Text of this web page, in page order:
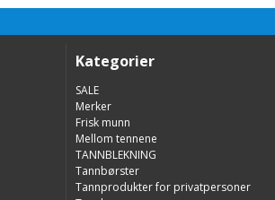
Kategorier
SALE
Merker
Frisk munn
Mellom tennene
TANNBLEKNING
Tannbørster
Tannprodukter for privatpersoner